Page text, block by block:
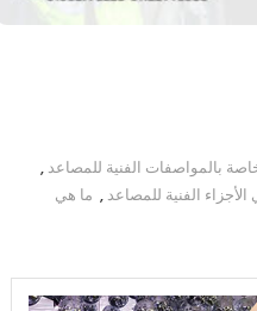
بالمواصفات الفنية للمصاعد ,
الفنية للمصاعد , ما هي